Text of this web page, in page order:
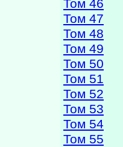
Том 46
Том 47
Том 48
Том 49
Том 50
Том 51
Том 52
Том 53
Том 54
Том 55